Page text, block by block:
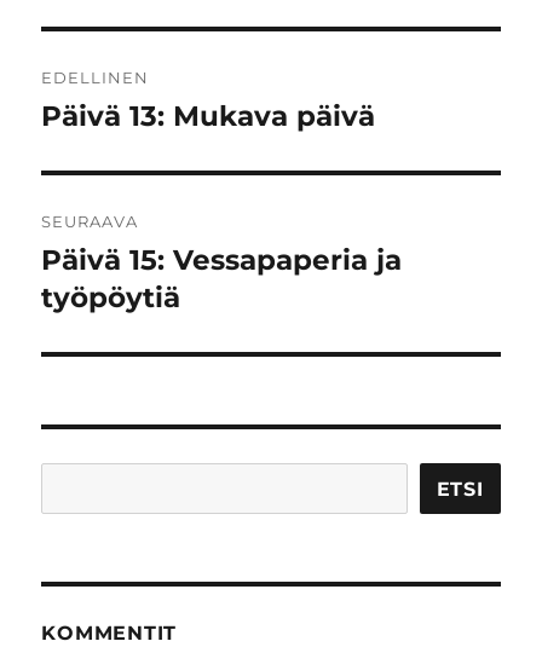
selaus
EDELLINEN
Edellinen
Päivä 13: Mukava päivä
SEURAAVA
Seuraava
artikkeli:
Päivä 15: Vessapaperia ja
työpöytiä
ETSI
KOMMENTIT